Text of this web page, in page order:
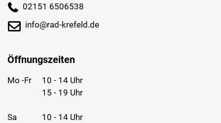
02151 6506538
info@rad-krefeld.de
Öffnungszeiten
Mo -Fr
10 - 14 Uhr
15 - 19 Uhr
Sa 10 - 14 Uhr